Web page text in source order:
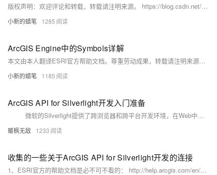
版权声明：欢迎评论和转载，转载请注明来源。 https://blog.csdn.net/zy332719794/article/details/43699511 第一步： 在工程中添加类： 类文件名“LicenseInitializer.
小新的蜡笔 1285
ArcGIS Engine中的Symbols详解
本文由本人翻译ESRI官方帮助文档。尊重劳动成果，转载请注明来源。 Symbols ArcObjects用了三种类型的Symbol（符号样式）来绘制图形特征：marker symbols（标记符号），line symbols（线符号），和fill symbols（填充符号）。
小新的蜡笔 1185
ArcGIS API for Silverlight开发入门准备
微软的Silverlight提供了跨浏览器和跨平台开发环境，在Web中可用于创建和展现富互联网应用（RIA，Rich Internet Application）。
暖枫无敌 1233
收集的一些关于ArcGIS API for Silverlight开发的连接
1、ESRI官方的帮助文档是必不可不看的： http://help.arcgis.com/en/webapi/silverlight/help/index.